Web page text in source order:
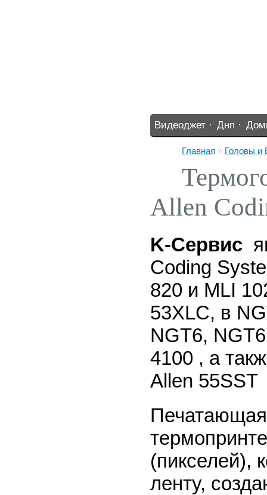
Видеоджет · Днп ·
Главная » Головы и
Allen
K-Cервис
Coding
820 и MLI
53XLC, в
NGT6,
4100 , а
Allen 55SST
(пикселей),
ленту,